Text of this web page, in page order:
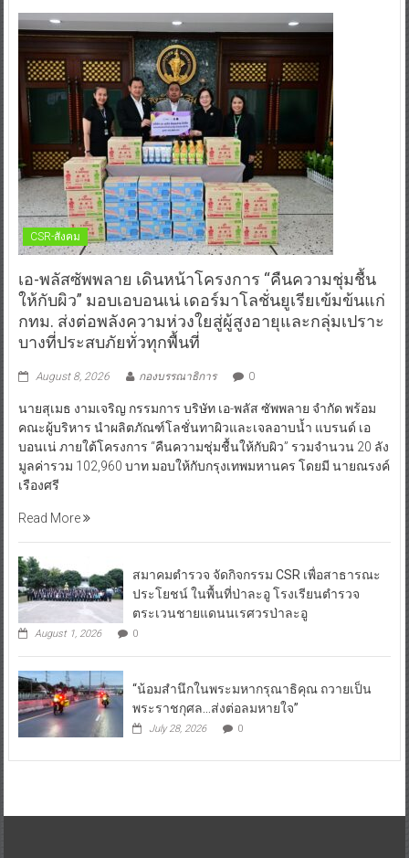
CSR-สังคม
เอ-พลัสซัพพลาย เดินหน้าโครงการ “คืนความชุ่มชื้น
ให้กับผิว” มอบเอบอนเน่ เดอร์มาโลชั่นยูเรียเข้มข้นแก่
กทม. ส่งต่อพลังความห่วงใยสู่ผู้สูงอายุและกลุ่มเปราะ
บางที่ประสบภัยทั่วทุกพื้นที่
August 8, 2026 กองบรรณาธิการ 0
นายสุเมธ งามเจริญ กรรมการ บริษัท เอ-พลัส ซัพพลาย จำกัด พร้อม
คณะผู้บริหาร นำผลิตภัณฑ์โลชั่นทาผิวและเจลอาบน้ำ แบรนด์ เอ
บอนเน่ ภายใต้โครงการ “คืนความชุ่มชื้นให้กับผิว” รวมจำนวน 20 ลัง
มูลค่ารวม 102,960 บาท มอบให้กับกรุงเทพมหานคร โดยมี นายณรงค์
เรืองศรี
Read More
สมาคมตำรวจ จัดกิจกรรม CSR เพื่อสาธารณะ
ประโยชน์ ในพื้นที่ป่าละอู โรงเรียนตำรวจ
ตระเวนชายแดนนเรศวรป่าละอู
August 1, 2026 0
“น้อมสำนึกในพระมหากรุณาธิคุณ ถวายเป็น
พระราชกุศล…ส่งต่อลมหายใจ”
July 28, 2026 0